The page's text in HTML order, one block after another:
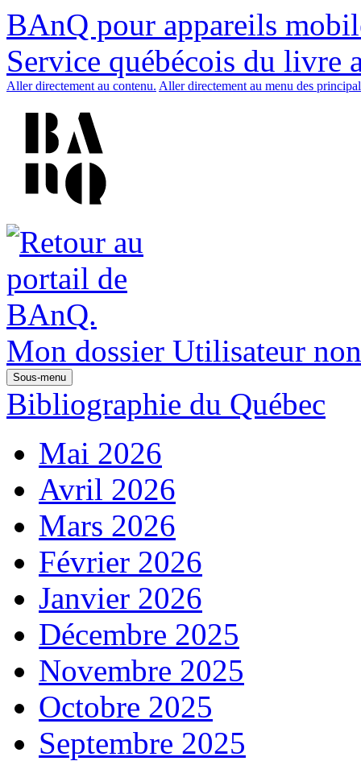
BAnQ pour appareils
Service québécois du livre
Aller directement au contenu. Aller directement au menu des
Mon dossier Utilisateur
Sous-menu
Bibliographie du Québec
Mai 2026
Avril 2026
Mars 2026
Février 2026
Janvier 2026
Décembre 2025
Novembre 2025
Octobre 2025
Septembre 2025